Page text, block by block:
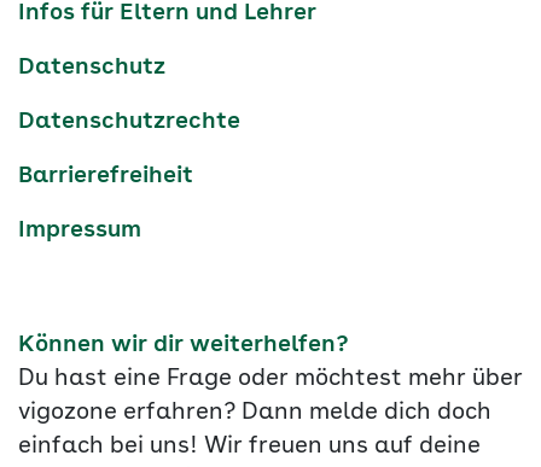
Infos für Eltern und Lehrer
Datenschutz
Datenschutzrechte
Barrierefreiheit
Impressum
Können wir dir weiterhelfen?
Du hast eine Frage oder möchtest mehr über
vigozone erfahren? Dann melde dich doch
einfach bei uns! Wir freuen uns auf deine